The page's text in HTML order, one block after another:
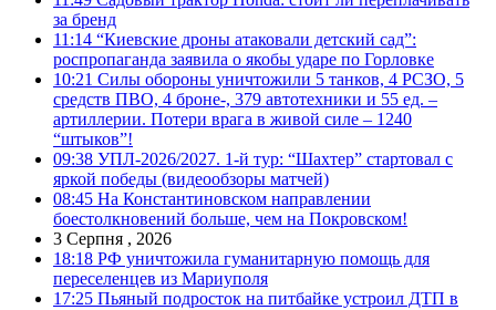
за бренд
11:14 “Киевские дроны атаковали детский сад”:
роспропаганда заявила о якобы ударе по Горловке
10:21 Силы обороны уничтожили 5 танков, 4 РСЗО, 5
средств ПВО, 4 броне-, 379 автотехники и 55 ед. –
артиллерии. Потери врага в живой силе – 1240
“штыков”!
09:38 УПЛ-2026/2027. 1-й тур: “Шахтер” стартовал с
яркой победы (видеообзоры матчей)
08:45 На Константиновском направлении
боестолкновений больше, чем на Покровском!
3 Серпня , 2026
18:18 РФ уничтожила гуманитарную помощь для
переселенцев из Мариуполя
17:25 Пьяный подросток на питбайке устроил ДТП в